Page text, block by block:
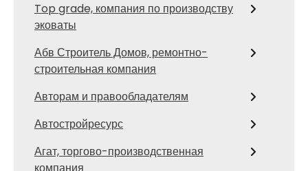
Top grade, компания по производству
эковаты
Абв Строитель Домов, ремонтно-
строительная компания
Авторам и правообладателям
Автостройресурс
Агат, торгово-производственная